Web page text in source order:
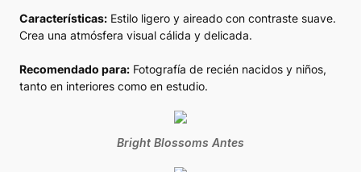
Características: Estilo ligero y aireado con contraste suave.
Crea una atmósfera visual cálida y delicada.
Recomendado para: Fotografía de recién nacidos y niños,
tanto en interiores como en estudio.
Bright Blossoms Antes